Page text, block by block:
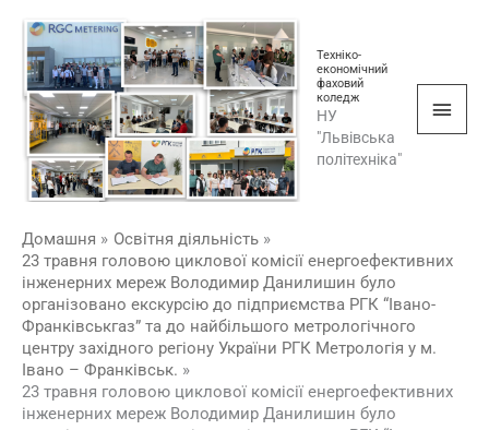
вмісту
Техніко-
економічний
фаховий
коледж
НУ
"Львівська
політехніка"
Домашня
Освітня діяльність
23 травня головою циклової комісії енергоефективних
інженерних мереж Володимир Данилишин було
організовано екскурсію до підприємства РГК “Івано-
Франківськгаз” та до найбільшого метрологічного
центру західного регіону України РГК Метрологія у м.
Івано – Франківськ.
23 травня головою циклової комісії енергоефективних
інженерних мереж Володимир Данилишин було